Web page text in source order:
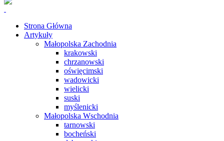
Strona Główna
Artykuły
Małopolska Zachodnia
krakowski
chrzanowski
oświęcimski
wadowicki
wielicki
suski
myślenicki
Małopolska Wschodnia
tarnowski
bocheński